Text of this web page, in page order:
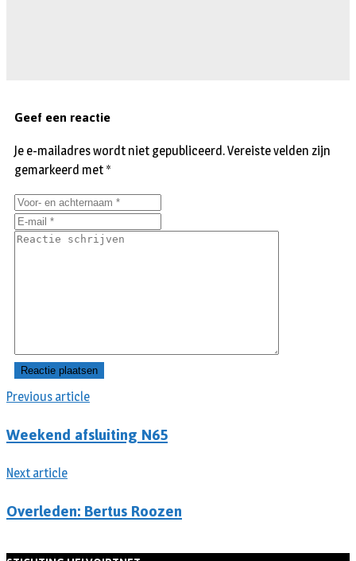
Previous article
Weekend afsluiting N65
Next article
Overleden: Bertus Roozen
Geef een reactie
Je e-mailadres wordt niet gepubliceerd.Vereiste velden zijn
gemarkeerd met *